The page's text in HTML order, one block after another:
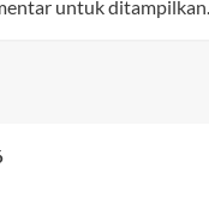
untuk ditampilkan.